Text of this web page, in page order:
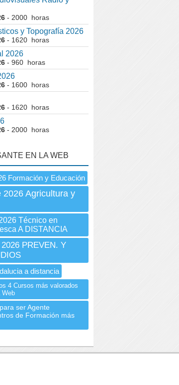
- 2000 horas
y Topografía 2026
- 1620 horas
2026
- 960 horas
- 1600 horas
- 1620 horas
- 2000 horas
EN LA WEB
Formación y Educación
2026 Agricultura y
Técnico en
A DISTANCIA
PREVEN. Y
a distancia
4 Cursos más valorados
Web
ser Agente
de Formación más